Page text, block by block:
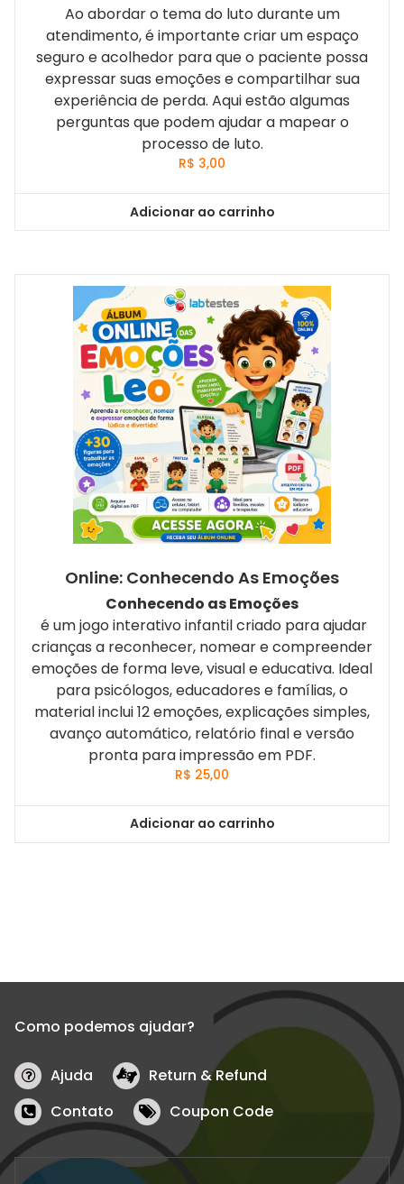
Ao abordar o tema do luto durante um
atendimento, é importante criar um espaço
seguro e acolhedor para que o paciente possa
expressar suas emoções e compartilhar sua
experiência de perda. Aqui estão algumas
perguntas que podem ajudar a mapear o
processo de luto.
R$ 3,00
Adicionar ao carrinho
Online: Conhecendo As Emoções
Conhecendo as Emoções
é um jogo interativo infantil criado para ajudar
crianças a reconhecer, nomear e compreender
emoções de forma leve, visual e educativa. Ideal
para psicólogos, educadores e famílias, o
material inclui 12 emoções, explicações simples,
avanço automático, relatório final e versão
pronta para impressão em PDF.
R$ 25,00
Adicionar ao carrinho
Como podemos ajudar?
Ajuda
Return & Refund
Contato
Coupon Code